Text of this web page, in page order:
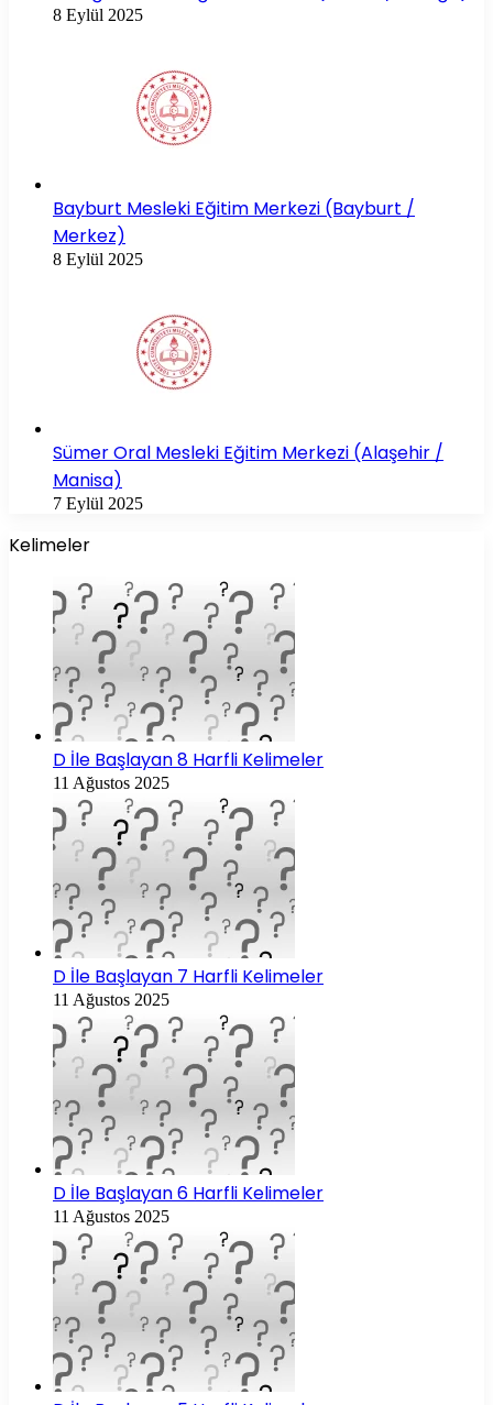
8 Eylül 2025
Bayburt Mesleki Eğitim Merkezi (Bayburt /
Merkez)
8 Eylül 2025
Sümer Oral Mesleki Eğitim Merkezi (Alaşehir /
Manisa)
7 Eylül 2025
Kelimeler
D İle Başlayan 8 Harfli Kelimeler
11 Ağustos 2025
D İle Başlayan 7 Harfli Kelimeler
11 Ağustos 2025
D İle Başlayan 6 Harfli Kelimeler
11 Ağustos 2025